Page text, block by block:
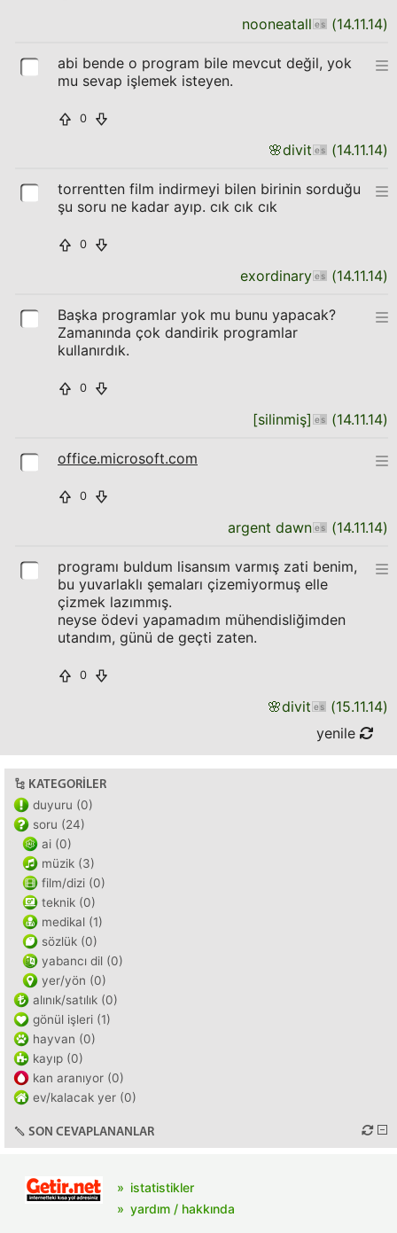
nooneatall (14.11.14)
abi bende o program bile mevcut değil, yok
mu sevap işlemek isteyen.
0
🌸divit (14.11.14)
torrentten film indirmeyi bilen birinin sorduğu
şu soru ne kadar ayıp. cık cık cık
0
exordinary (14.11.14)
Başka programlar yok mu bunu yapacak?
Zamanında çok dandirik programlar
kullanırdık.
0
[silinmiş] (14.11.14)
office.microsoft.com
0
argent dawn (14.11.14)
programı buldum lisansım varmış zati benim,
bu yuvarlaklı şemaları çizemiyormuş elle
çizmek lazımmış.
neyse ödevi yapamadım mühendisliğimden
utandım, günü de geçti zaten.
0
🌸divit (15.11.14)
yenile
KATEGORILER
duyuru (0)
soru (24)
ai (0)
müzik (3)
film/dizi (0)
teknik (0)
medikal (1)
sözlük (0)
yabancı dil (0)
yer/yön (0)
alınık/satılık (0)
gönül işleri (1)
hayvan (0)
kayıp (0)
kan aranıyor (0)
ev/kalacak yer (0)
SON CEVAPLANANLAR
istatistikler
yardım / hakkında